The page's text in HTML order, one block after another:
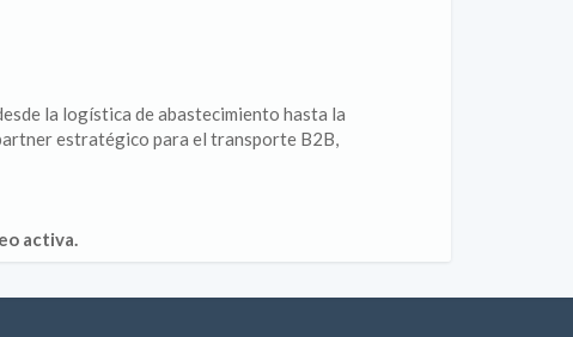
la logística de abastecimiento hasta la
estratégico para el transporte B2B,
activa.